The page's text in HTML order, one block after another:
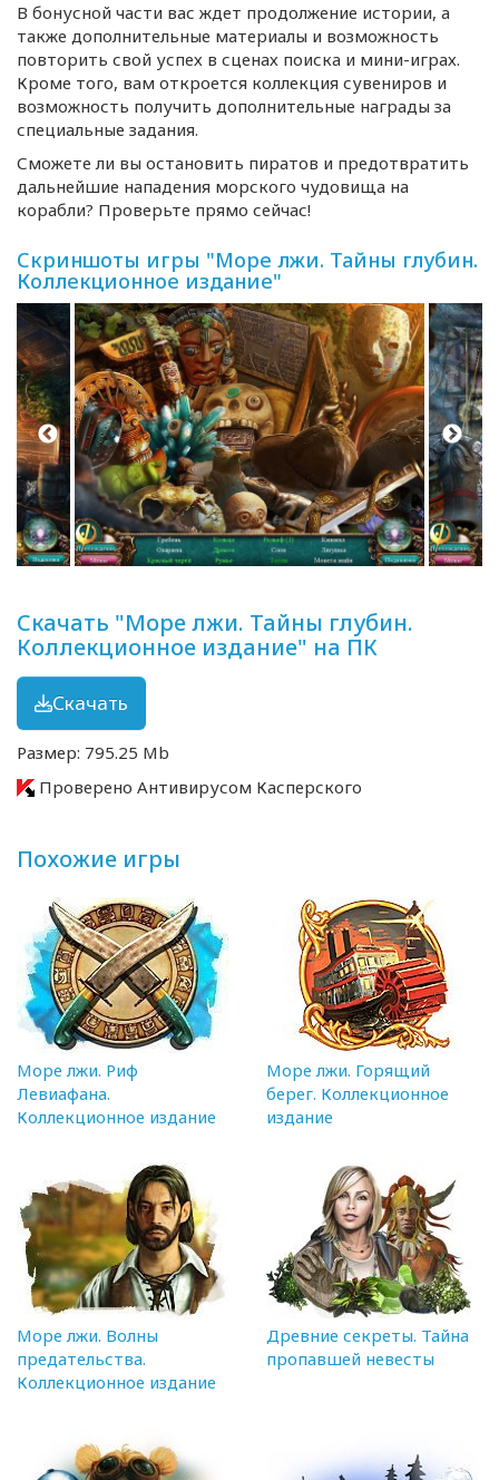
В бонусной части вас ждет продолжение истории, а
также дополнительные материалы и возможность
повторить свой успех в сценах поиска и мини-играх.
Кроме того, вам откроется коллекция сувениров и
возможность получить дополнительные награды за
специальные задания.
Сможете ли вы остановить пиратов и предотвратить
дальнейшие нападения морского чудовища на
корабли? Проверьте прямо сейчас!
Скриншоты игры "Море лжи. Тайны глубин.
Коллекционное издание"
Скачать "Море лжи. Тайны глубин.
Коллекционное издание" на ПК
Скачать
Размер: 795.25 Mb
Проверено Антивирусом Касперского
Похожие игры
Море лжи. Риф
Левиафана.
Коллекционное издание
Море лжи. Горящий
берег. Коллекционное
издание
Море лжи. Волны
предательства.
Коллекционное издание
Древние секреты. Тайна
пропавшей невесты